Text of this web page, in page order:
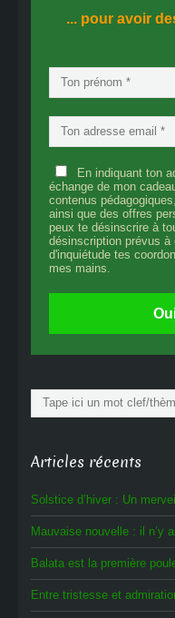
... pour avoir
En indiquant ton
échange de mon
contenus
ainsi que des offres
peux te désinscrire à
désinscription prévus
d'inquiétude tes
mes mains.
Rechercher
Articles récents
Solstice d’hiver : Un
Mauvaise nouvelle : il n’y
Balata est la première
Entre tristesse et